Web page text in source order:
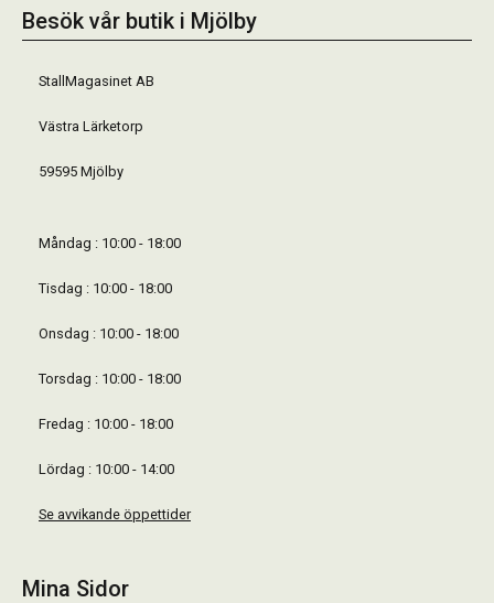
Besök vår butik i Mjölby
StallMagasinet AB
Västra Lärketorp
59595 Mjölby
Måndag : 10:00 - 18:00
Tisdag : 10:00 - 18:00
Onsdag : 10:00 - 18:00
Torsdag : 10:00 - 18:00
Fredag : 10:00 - 18:00
Lördag : 10:00 - 14:00
Se avvikande öppettider
Mina Sidor